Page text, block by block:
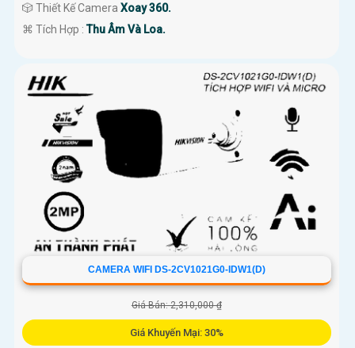
🎲 Thiết Kế Camera Xoay 360.
️⌘ Tích Hợp :Thu Âm Và Loa.
CAMERA WIFI DS-2CV1021G0-IDW1(D)
Giá Bán: 2,310,000 ₫
Giá Khuyến Mại: 30%